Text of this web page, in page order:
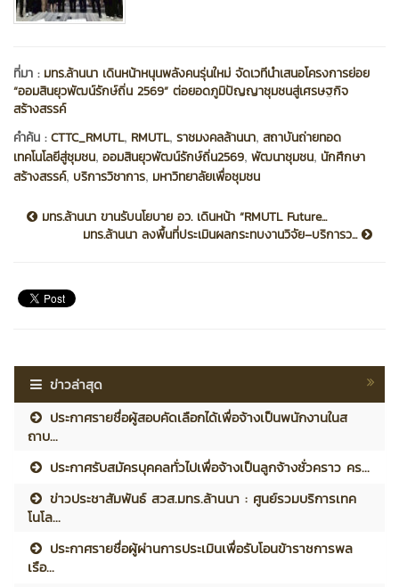
ที่มา : มทร.ล้านนา เดินหน้าหนุนพลังคนรุ่นใหม่ จัดเวทีนำเสนอโครงการย่อย
“ออมสินยุวพัฒน์รักษ์ถิ่น 2569” ต่อยอดภูมิปัญญาชุมชนสู่เศรษฐกิจ
สร้างสรรค์
คำค้น :CTTC_RMUTL, RMUTL, ราชมงคลล้านนา, สถาบันถ่ายทอด
เทคโนโลยีสู่ชุมชน, ออมสินยุวพัฒน์รักษ์ถิ่น2569, พัฒนาชุมชน, นักศึกษา
สร้างสรรค์, บริการวิชาการ, มหาวิทยาลัยเพื่อชุมชน
มทร.ล้านนา ขานรับนโยบาย อว. เดินหน้า “RMUTL Future...
มทร.ล้านนา ลงพื้นที่ประเมินผลกระทบงานวิจัย–บริการว...
ข่าวล่าสุด
ประกาศรายชื่อผู้สอบคัดเลือกได้เพื่อจ้างเป็นพนักงานในส
ถาบ...
ประกาศรับสมัครบุคคลทั่วไปเพื่อจ้างเป็นลูกจ้างชั่วคราว คร...
ข่าวประชาสัมพันธ์ สวส.มทร.ล้านนา : ศูนย์รวมบริการเทค
โนโล...
ประกาศรายชื่อผู้ผ่านการประเมินเพื่อรับโอนข้าราชการพล
เรือ...